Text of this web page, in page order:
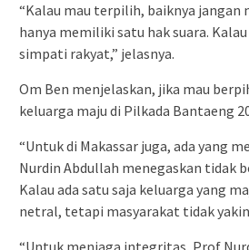
“Kalau mau terpilih, baiknya jangan
hanya memiliki satu hak suara.
simpati rakyat,” jelasnya.
Om Ben menjelaskan, jika mau
keluarga maju di Pilkada Bantaeng
“Untuk di Makassar juga, ada yang
Nurdin Abdullah menegaskan tidak
Kalau ada satu saja keluarga yang
netral, tetapi masyarakat tidak